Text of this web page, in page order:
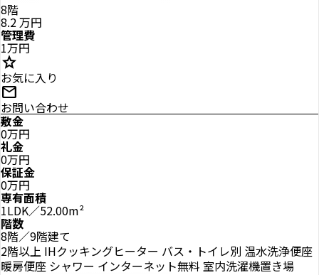
8階
8.2万円
管理費
1万円
star
お気に入り
mail
お問い合わせ
敷金
0万円
礼金
0万円
保証金
0万円
専有面積
1LDK／52.00m²
階数
8階／9階建て
2階以上 IHクッキングヒーター バス・トイレ別 温水洗浄便座
暖房便座 シャワー インターネット無料 室内洗濯機置き場